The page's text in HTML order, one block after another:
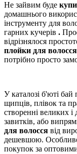
Не зайвим буде
домашнього
інструменту для
гарних кучерів .
відрізнялося
плойки для
потрібно просто
У каталозі б'юті бай
щипців, плівок та
створенні великих
завитків, або
для волосся від
дешевшою.
покупок за